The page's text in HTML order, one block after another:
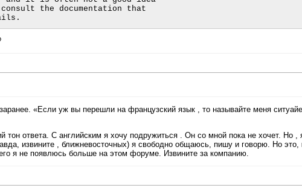
«Если уж вы перешли на французский язык , то называйте меня
ответа. С английским я хочу подружиться . Он со мной пока не хочет. Но ,
извините , ближневосточных) я свободно общаюсь, пишу и говорю. Но это,
я не появлюсь больше на этом форуме. Извините за компанию.